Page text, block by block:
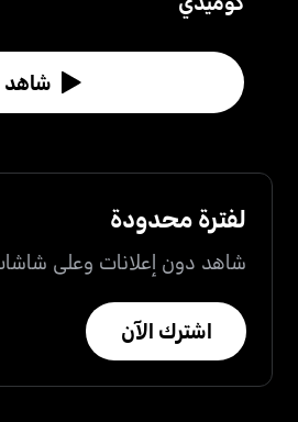
شاهد
لفترة محدودة
شاهد دون إعلانات وعلى شاشات
اشترك الآن